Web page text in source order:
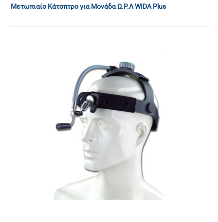
Μετωπιαίο Κάτοπτρο για Μονάδα Ω.Ρ.Λ WIDA Plus